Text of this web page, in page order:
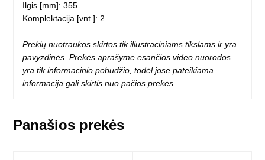
Ilgis [mm]: 355
Komplektacija [vnt.]: 2
Prekių nuotraukos skirtos tik iliustraciniams tikslams ir yra
pavyzdinės. Prekės aprašyme esančios video nuorodos
yra tik informacinio pobūdžio, todėl jose pateikiama
informacija gali skirtis nuo pačios prekės.
Panašios prekės